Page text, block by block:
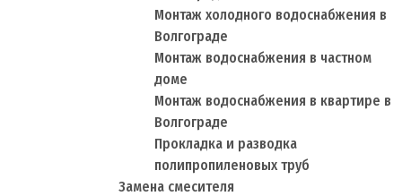
Монтаж холодного водоснабжения в
Волгограде
Монтаж водоснабжения в частном
доме
Монтаж водоснабжения в квартире в
Волгограде
Прокладка и разводка
полипропиленовых труб
Замена смесителя